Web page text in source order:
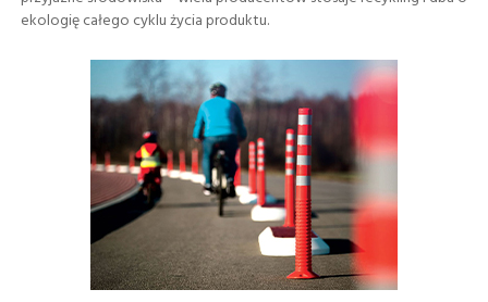
ekologię całego cyklu życia produktu.